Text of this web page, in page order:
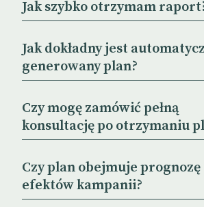
Jak szybko otrzymam
Jak dokładny jest
generowany plan?
Czy mogę zamówić pełną
konsultację po otrzymaniu
Czy plan obejmuje prognozę
efektów kampanii?